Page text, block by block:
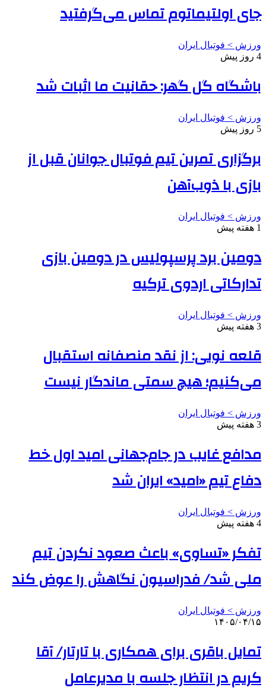
جای اولتیماتوم تماس می‌گرفتید
ورزش > فوتبال ایران
4 روز پیش
باشگاه گل گهر: حقانیت ما اثبات شد
ورزش > فوتبال ایران
5 روز پیش
برگزاری تمرین تیم فوتبال جوانان قبل از
بازی با ذوب‌آهن
ورزش > فوتبال ایران
1 هفته پیش
دومین برد پرسپولیس در دومین بازی
تدارکاتی اردوی ترکیه
ورزش > فوتبال ایران
3 هفته پیش
قلعه نویی: از نقد منصفانه استقبال
می‌کنیم؛ هیچ سمتی ماندگار نیست
ورزش > فوتبال ایران
3 هفته پیش
مدافع غایب در جام‌جهانی امید اول خط
دفاع تیم «امید» ایران شد
ورزش > فوتبال ایران
4 هفته پیش
تفکر «تساوی» باعث صعود نکردن تیم
ملی شد/ فدراسیون نگاهش را عوض کند
ورزش > فوتبال ایران
۱۴۰۵/۰۴/۱۵
تمایل باقری برای همکاری با تارتار/ آقا
کریم در انتظار جلسه با مدیرعامل